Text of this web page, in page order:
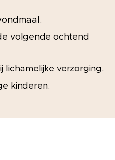
volgende ochtend
lichamelijke verzorging.
kinderen.